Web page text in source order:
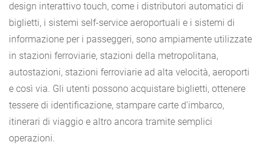
design interattivo touch, come i distributori automatici di
biglietti, i sistemi self-service aeroportuali e i sistemi di
informazione per i passeggeri, sono ampiamente utilizzate
in stazioni ferroviarie, stazioni della metropolitana,
autostazioni, stazioni ferroviarie ad alta velocità, aeroporti
e così via. Gli utenti possono acquistare biglietti, ottenere
tessere di identificazione, stampare carte d'imbarco,
itinerari di viaggio e altro ancora tramite semplici
operazioni.